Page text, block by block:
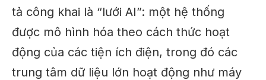
tả công khai là “lưới AI”: một hệ thống
được mô hình hóa theo cách thức hoạt
động của các tiện ích điện, trong đó các
trung tâm dữ liệu lớn hoạt động như máy